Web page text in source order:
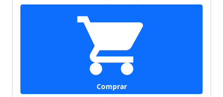
Comprar